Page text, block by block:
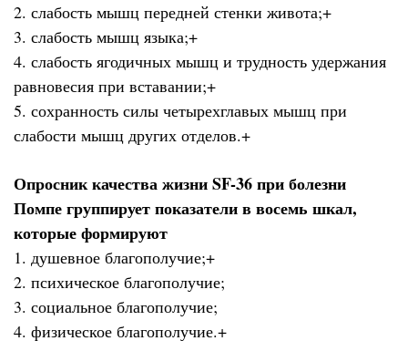
2. слабость мышц передней стенки живота;+
3. слабость мышц языка;+
4. слабость ягодичных мышц и трудность удержания
равновесия при вставании;+
5. сохранность силы четырехглавых мышц при
слабости мышц других отделов.+
Опросник качества жизни SF-36 при болезни
Помпе группирует показатели в восемь шкал,
которые формируют
1. душевное благополучие;+
2. психическое благополучие;
3. социальное благополучие;
4. физическое благополучие.+